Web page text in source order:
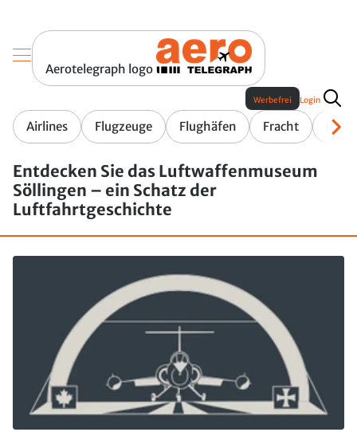
Aerotelegraph logo
Airlines Flugzeuge Flughäfen Fracht
Werbefrei Login
Entdecken Sie das Luftwaffenmuseum
Söllingen – ein Schatz der
Luftfahrtgeschichte